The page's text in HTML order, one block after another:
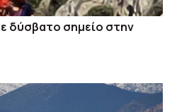
δύσβατο σημείο στην